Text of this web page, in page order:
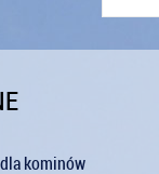
kominów